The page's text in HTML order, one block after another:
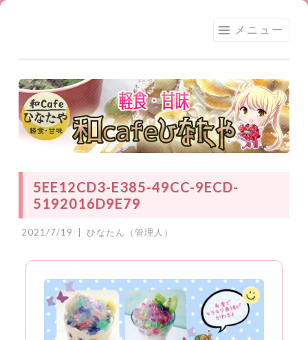
ン
ツ
へ
ス
ッ
ひな
たや
メニュー
5EE12CD3-E385-49CC-9ECD-
5192016D9E79
2021/7/19 ひなたん（管理人）